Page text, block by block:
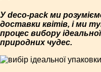
У deco-pack ми
доставки квітів, і ми
процес вибору
природних чудес.